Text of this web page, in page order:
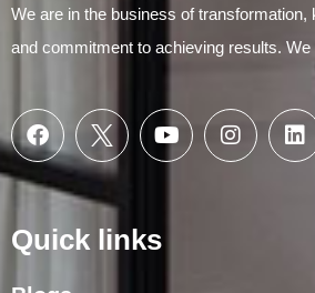
We are in the business of transformation,
and commitment to achieving results.
Quick links